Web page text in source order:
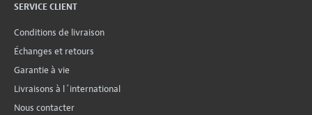
SERVICE CLIENT
Conditions de livraison
Échanges et retours
Garantie à vie
Livraisons à l´international
Nous contacter